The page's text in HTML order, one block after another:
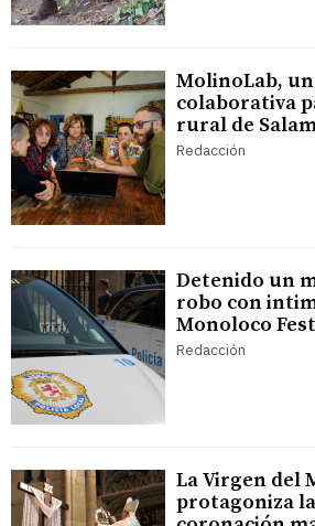
MolinoLab,
colaborativa
rural de
Redacción
Detenido un
robo con
Monoloco
Redacción
La Virgen del
protagoniza